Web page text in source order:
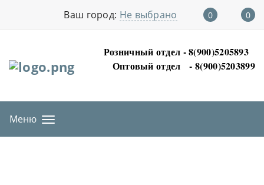
Ваш город: Не выбрано 0 0
Розничный отдел - 8(900)5205893
Оптовый отдел- 8(900)5203899
Меню